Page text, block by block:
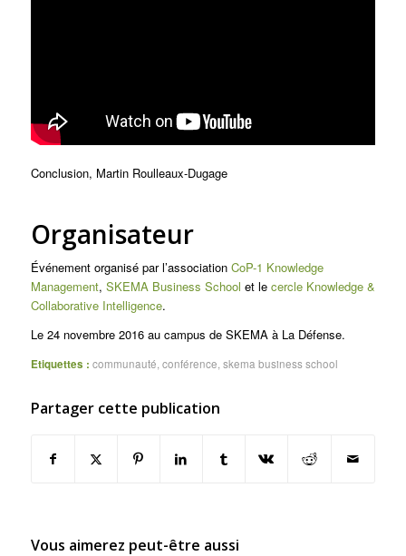
Conclusion, Martin Roulleaux-Dugage
Organisateur
Événement organisé par l’association CoP-1 Knowledge
Management, SKEMA Business School et le cercle Knowledge &
Collaborative Intelligence.
Le 24 novembre 2016 au campus de SKEMA à La Défense.
Etiquettes : communauté conférence skema business school
Partager cette publication
Vous aimerez peut-être aussi